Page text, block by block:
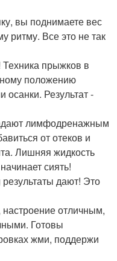
вы поднимаете вес
ритму. Все это не так
Техника прыжков в
положению
осанки. Результат -
лимфодренажным
от отеков и
Лишняя жидкость
сиять!
дают! Это
отличным,
Готовы
жми, поддержи